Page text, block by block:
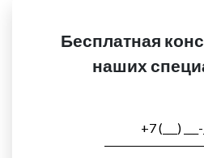
Бесплатная
наших